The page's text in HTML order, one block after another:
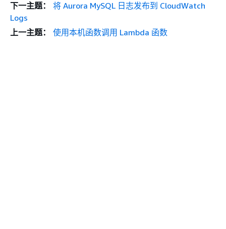
下一主题：
将 Aurora MySQL 日志发布到 CloudWatch
Logs
上一主题：
使用本机函数调用 Lambda 函数